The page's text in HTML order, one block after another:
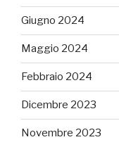
Giugno 2024
Maggio 2024
Febbraio 2024
Dicembre 2023
Novembre 2023